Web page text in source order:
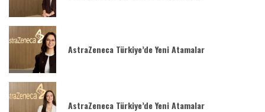
AstraZeneca Türkiye’de Yeni Atamalar
AstraZeneca Türkiye’de Yeni Atamalar